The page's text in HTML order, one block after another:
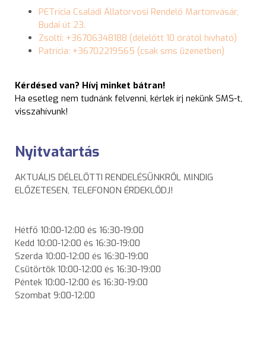
PETrícia Családi Állatorvosi Rendelő Martonvásár,
Budai út 23.
Zsolti: +36706348188 (délelőtt 10 órától hívható)
Patrícia: +36702219565 (csak sms üzenetben)
Kérdésed van? Hívj minket bátran!
Ha esetleg nem tudnánk felvenni, kérlek írj nekünk SMS-t,
visszahívunk!
Nyitvatartás
AKTUÁLIS DÉLELŐTTI RENDELÉSÜNKRŐL MINDIG
ELŐZETESEN, TELEFONON ÉRDEKLŐDJ!
Hétfő 10:00-12:00 és 16:30-19:00
Kedd 10:00-12:00 és 16:30-19:00
Szerda 10:00-12:00 és 16:30-19:00
Csütörtök 10:00-12:00 és 16:30-19:00
Péntek 10:00-12:00 és 16:30-19:00
Szombat 9:00-12:00